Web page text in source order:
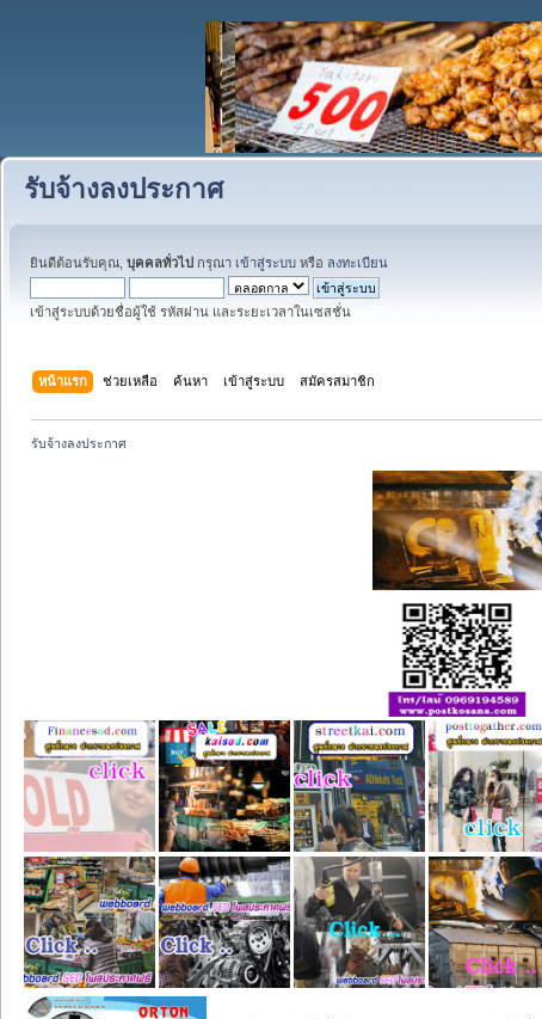
รับจ้างลงประกาศ
ยินดีต้อนรับคุณ, บุคคลทั่วไป กรุณา เข้าสู่ระบบ หรือ ลงทะเบียน
เข้าสู่ระบบด้วยชื่อผู้ใช้ รหัสผ่าน และระยะเวลาในเซสชั่น
หน้าแรก ช่วยเหลือ ค้นหา เข้าสู่ระบบ สมัครสมาชิก
รับจ้างลงประกาศ